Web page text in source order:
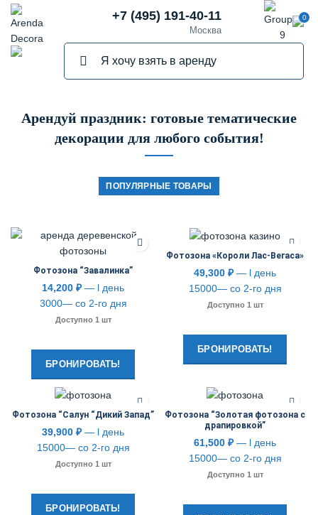
+7 (495) 191-40-11
Москва
0
Арендуй праздник: готовые тематические
декорации для любого события!
ПОПУЛЯРНЫЕ ТОВАРЫ
Фотозона “Завалинка”
14,200 ₽— l день
3000— со 2-го дня
Доступно 1 шт
БРОНИРОВАТЬ!
Фотозона «Короли Лас-Вегаса»
49,300 ₽— l день
15000— со 2-го дня
Доступно 1 шт
БРОНИРОВАТЬ!
Фотозона “Салун “Дикий Запад”
39,900 ₽— l день
15000— со 2-го дня
Доступно 1 шт
БРОНИРОВАТЬ!
Фотозона “Золотая фотозона с
драпировкой”
61,500 ₽— l день
15000— со 2-го дня
Доступно 1 шт